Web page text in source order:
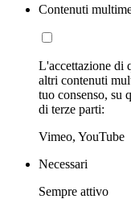
Contenuti
L'accettazione di
altri contenuti
tuo consenso, su
di terze parti:
Vimeo, YouTube
Necessari
Sempre attivo